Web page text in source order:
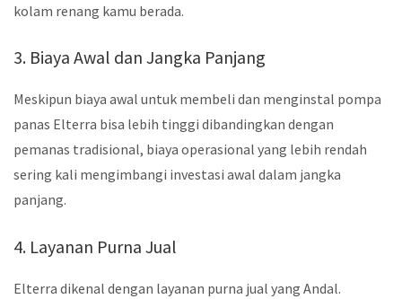
kolam renang kamu berada.
3. Biaya Awal dan Jangka Panjang
Meskipun biaya awal untuk membeli dan menginstal pompa
panas Elterra bisa lebih tinggi dibandingkan dengan
pemanas tradisional, biaya operasional yang lebih rendah
sering kali mengimbangi investasi awal dalam jangka
panjang.
4. Layanan Purna Jual
Elterra dikenal dengan layanan purna jual yang Andal.